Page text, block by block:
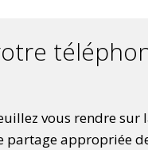
vous rendre sur
appropriée